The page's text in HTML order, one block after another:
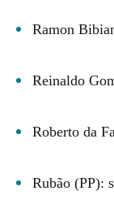
Ramon
Reinaldo
Roberto da
Rubão (PP):